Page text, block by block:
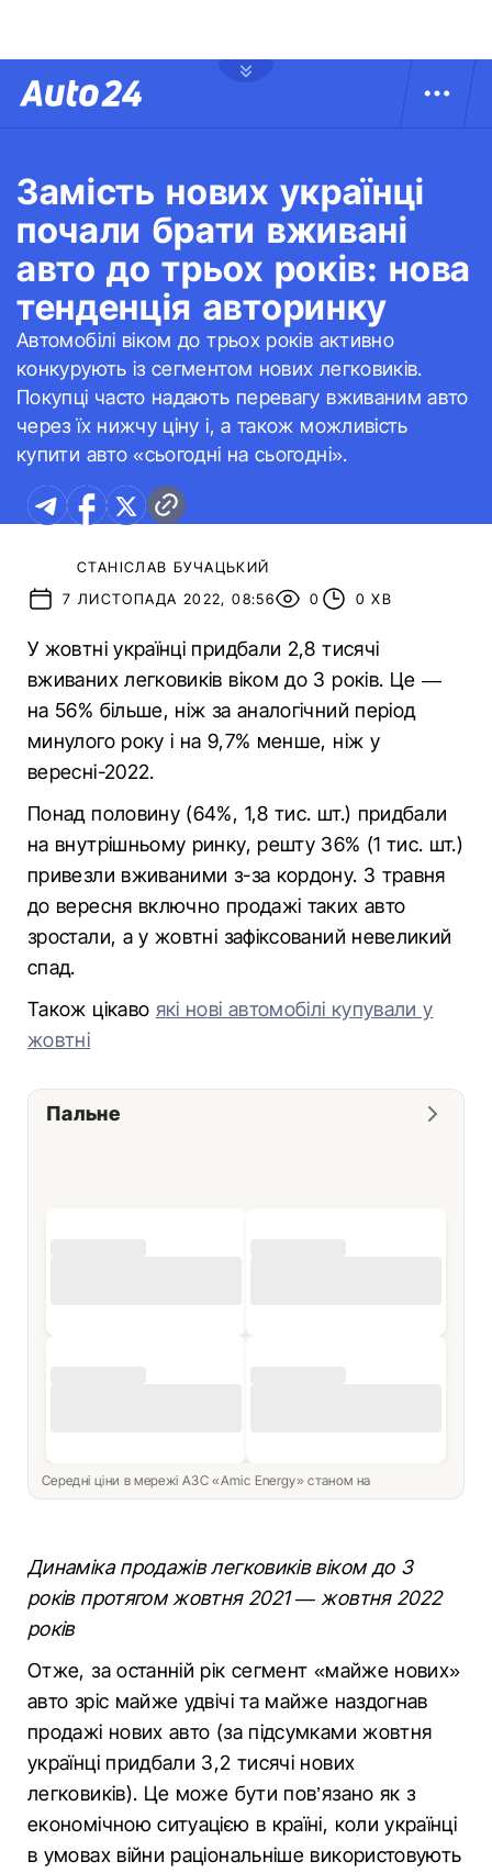
Замість нових українці
почали брати вживані
авто до трьох років: нова
тенденція авторинку
Автомобілі віком до трьох років активно
конкурують із сегментом нових легковиків.
Покупці часто надають перевагу вживаним авто
через їх нижчу ціну і, а також можливість
купити авто «сьогодні на сьогодні».
СТАНІСЛАВ БУЧАЦЬКИЙ
7 ЛИСТОПАДА 2022, 08:56
0 0 ХВ
У жовтні українці придбали 2,8 тисячі
вживаних легковиків віком до 3 років. Це —
на 56% більше, ніж за аналогічний період
минулого року і на 9,7% менше, ніж у
вересні-2022.
Понад половину (64%, 1,8 тис. шт.) придбали
на внутрішньому ринку, решту 36% (1 тис. шт.)
привезли вживаними з-за кордону. З травня
до вересня включно продажі таких авто
зростали, а у жовтні зафіксований невеликий
спад.
Також цікаво які нові автомобілі купували у
жовтні
Пальне
Середні ціни в мережі АЗС «Amic Energy» станом на
Динаміка продажів легковиків віком до 3
років протягом жовтня 2021 — жовтня 2022
років
Отже, за останній рік сегмент «майже нових»
авто зріс майже удвічі та майже наздогнав
продажі нових авто (за підсумками жовтня
українці придбали 3,2 тисячі нових
легковиків). Це може бути пов’язано як з
економічною ситуацією в країні, коли українці
в умовах війни раціональніше використовують